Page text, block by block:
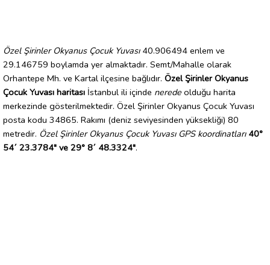
Özel Şirinler Okyanus Çocuk Yuvası40.906494 enlem ve
29.146759 boylamda yer almaktadır. Semt/Mahalle olarak
Orhantepe Mh. ve Kartal ilçesine bağlıdır. Özel Şirinler Okyanus
Çocuk Yuvası haritası İstanbul ili içinde nerede olduğu harita
merkezinde gösterilmektedir. Özel Şirinler Okyanus Çocuk Yuvası
posta kodu 34865. Rakımı (deniz seviyesinden yüksekliği) 80
metredir. Özel Şirinler Okyanus Çocuk Yuvası GPS koordinatları 40°
54´ 23.3784" ve 29° 8´ 48.3324".